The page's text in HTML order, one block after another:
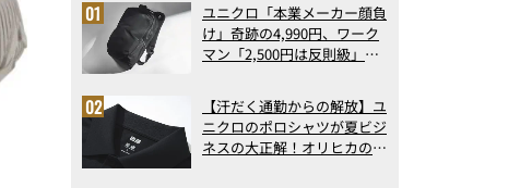
ユニクロ「本業メーカー顔負
け」奇跡の4,990円、ワーク
マン「2,500円は反則級」凄
ト3】（2026年6月版）
【汗だく通勤からの解放】ユ
ニクロのポロシャツが夏ビジ
ネスの大正解！オリヒカの透